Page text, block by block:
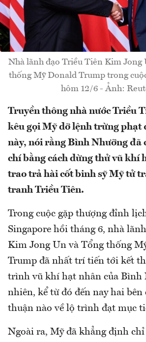
Nhà lãnh đạo Triều Tiên Kim Jong
thống Mỹ Donald Trump trong
hôm 12/6 - Ảnh:
Truyền thông nhà nước Triều
kêu gọi Mỹ dỡ lệnh trừng phạt
này, nói rằng Bình Nhưỡng đã
chí bằng cách dừng thử vũ khí
trao trả hài cốt binh sỹ Mỹ tử
tranh Triều Tiên.
Trong cuộc gặp thượng đỉnh
Singapore hồi tháng 6, nhà
Kim Jong Un và Tổng thống
Trump đã nhất trí tiến tới kết
trình vũ khí hạt nhân của Bình
nhiên, kể từ đó đến nay hai bên
thuận nào về lộ trình đạt mục
Ngoài ra, Mỹ đã khẳng định